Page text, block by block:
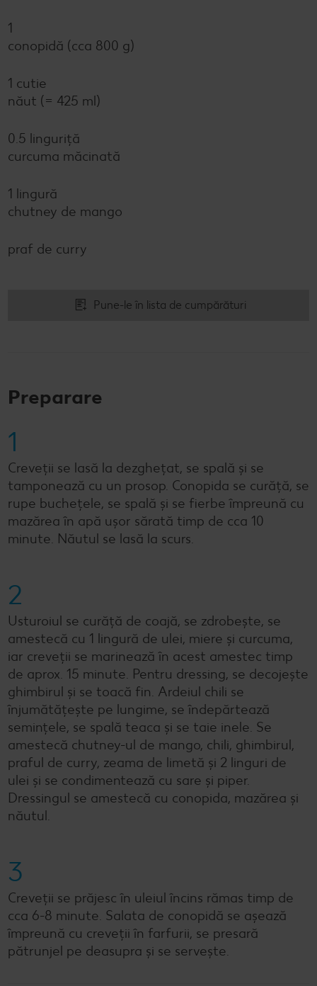
1
conopidă (cca 800 g)
1 cutie
năut (= 425 ml)
0.5 linguriță
curcuma măcinată
1 lingură
chutney de mango
praf de curry
Pune-le în lista de cumpărături
Preparare
1
Creveții se lasă la dezghețat, se spală și se
tamponează cu un prosop. Conopida se curăță, se
rupe buchețele, se spală și se fierbe împreună cu
mazărea în apă ușor sărată timp de cca 10
minute. Năutul se lasă la scurs.
2
Usturoiul se curăță de coajă, se zdrobește, se
amestecă cu 1 lingură de ulei, miere și curcuma,
iar creveții se marinează în acest amestec timp
de aprox. 15 minute. Pentru dressing, se decojește
ghimbirul și se toacă fin. Ardeiul chili se
înjumătățește pe lungime, se îndepărtează
semințele, se spală teaca și se taie inele. Se
amestecă chutney-ul de mango, chili, ghimbirul,
praful de curry, zeama de limetă și 2 linguri de
ulei și se condimentează cu sare și piper.
Dressingul se amestecă cu conopida, mazărea și
năutul.
3
Creveții se prăjesc în uleiul încins rămas timp de
cca 6-8 minute. Salata de conopidă se așează
împreună cu creveții în farfurii, se presară
pătrunjel pe deasupra și se servește.